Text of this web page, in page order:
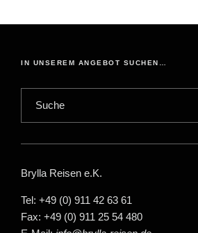
IN UNSEREM ANGEBOT SUCHEN…
Brylla Reisen e.K.
Tel: +49 (0) 911 42 63 61
Fax: +49 (0) 911 25 54 480